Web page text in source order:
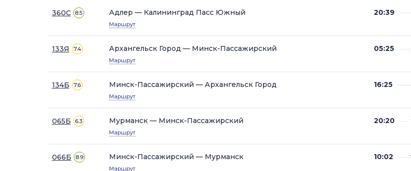
360С 8.5 Адлер — Калининград Пасс Южный
Маршрут
20:39
133Я 7.4 Архангельск Город — Минск-Пассажирский
Маршрут
05:25
134Б 7.6 Минск-Пассажирский — Архангельск Город
Маршрут
16:25
065Б 6.3 Мурманск — Минск-Пассажирский
Маршрут
20:20
066Б 8.9 Минск-Пассажирский — Мурманск
Маршрут
10:02